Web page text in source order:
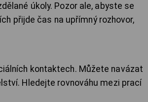
úkoly. Pozor ale, abyste se
přijde čas na upřímný rozhovor,
kontaktech. Můžete navázat
Hledejte rovnováhu mezi prací